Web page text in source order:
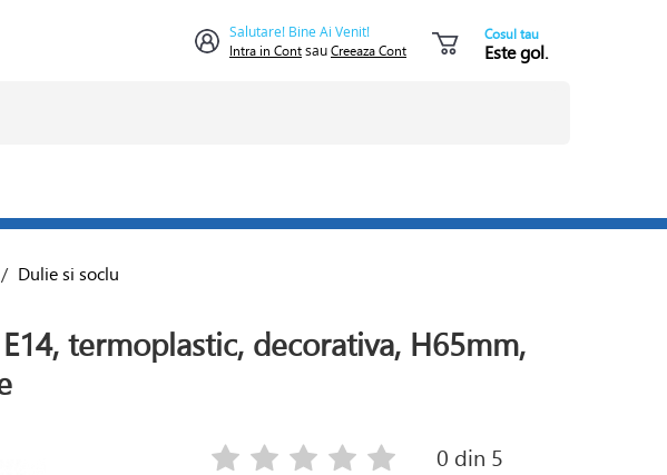
Salutare! Bine Ai Venit!
Intra in ContsauCreeaza Cont
Cosul tau
Este gol.
/ Dulie si soclu
termoplastic, decorativa, H65mm,
0 din 5